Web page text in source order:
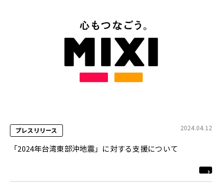
プレスリリース 2024.04.12
「2024年台湾東部沖地震」に対する支援について